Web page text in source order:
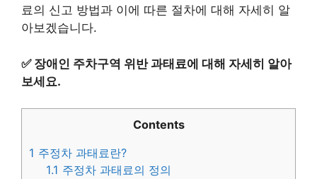
료의 신고 방법과 이에 따른 절차에 대해 자세히 알
아보겠습니다.
✅ 장애인 주차구역 위반 과태료에 대해 자세히 알아
보세요.
Contents
1 주정차 과태료란?
1.1 주정차 과태료의 정의